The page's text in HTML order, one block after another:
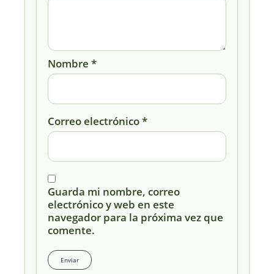
Nombre *
Correo electrónico*
Guarda mi nombre, correo
electrónico y web en este
navegador para la próxima vez que
comente.